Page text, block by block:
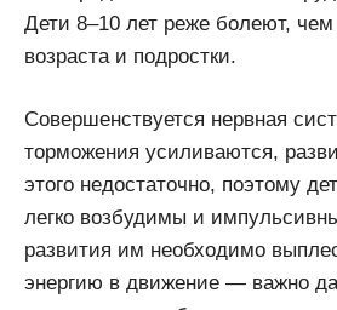
Дети 8–10 лет реже болеют,
возраста и подростки.
Совершенствуется нервная
торможения усиливаются,
этого недостаточно, поэтому
легко возбудимы и
развития им необходимо
энергию в движение — важно